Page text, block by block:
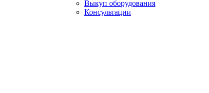
Выкуп оборудования
Консультации